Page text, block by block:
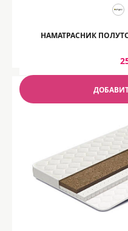
НАМАТРАСНИК